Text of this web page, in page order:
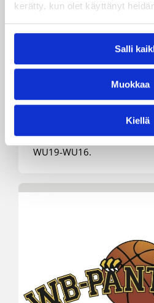
kerätty, kun olet käyttänyt
Salli
Muokkaa
Kiellä
Antti Nikkilä
päävalmentajaksi
Pyrintö on tehnyt
kanssa koskien Naisten
divisioonan valmennusta
päävalmentajana myös
akatemiatoiminnasta, joka
WU19-WU16.